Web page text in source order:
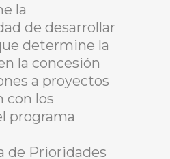
la
de desarrollar
determine la
la concesión
a proyectos
con los
programa
de Prioridades